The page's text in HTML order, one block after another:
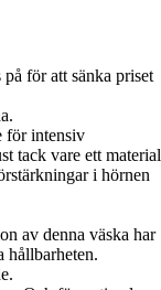
för att sänka priset
för intensiv
tack vare ett material
i hörnen
av denna väska har
hållbarheten.